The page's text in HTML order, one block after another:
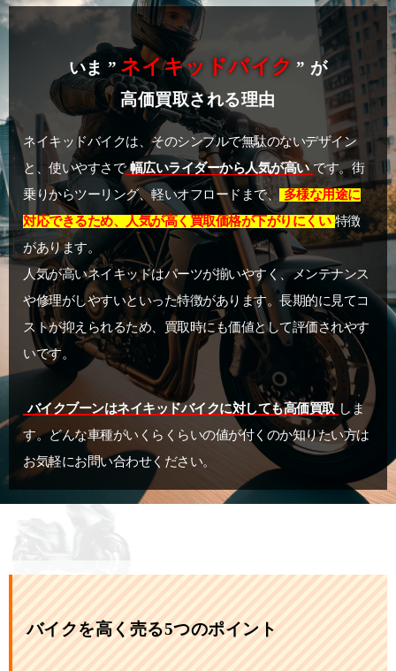
いま ” ネイキッドバイク ” が
高価買取される理由
ネイキッドバイクは、そのシンプルで無駄のないデザイン
と、使いやすさで 幅広いライダーから人気が高い です。街
乗りからツーリング、軽いオフロードまで、
多様な用途に
対応できるため、人気が高く買取価格が下がりにくい 特徴
があります。
人気が高いネイキッドはパーツが揃いやすく、メンテナンス
や修理がしやすいといった特徴があります。長期的に見てコ
ストが抑えられるため、買取時にも価値として評価されやす
いです。
バイクブーンはネイキッドバイクに対しても高価買取 しま
す。どんな車種がいくらくらいの値が付くのか知りたい方は
お気軽にお問い合わせください。
バイクを高く売る5つのポイント